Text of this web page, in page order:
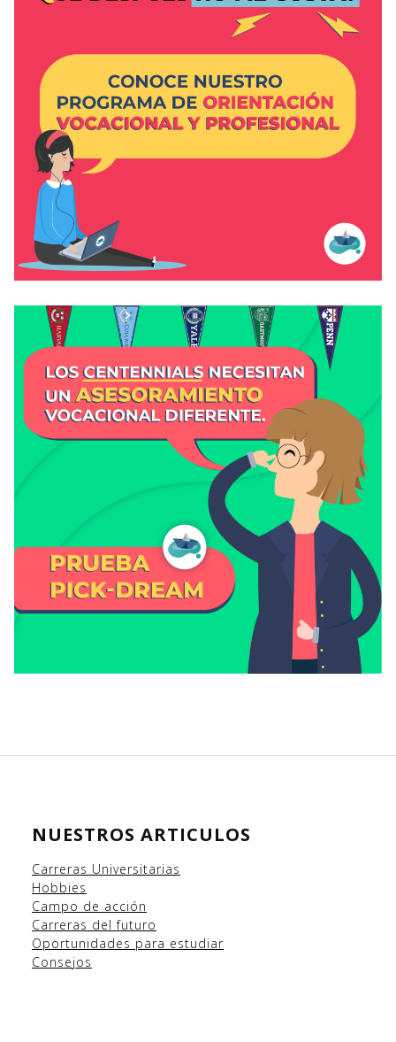
NUESTROS ARTICULOS
Carreras Universitarias
Hobbies
Campo de acción
Carreras del futuro
Oportunidades para estudiar
Consejos